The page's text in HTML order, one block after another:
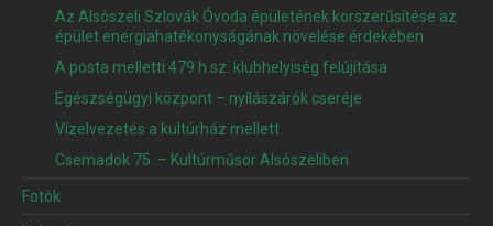
Az Alsószeli Szlovák Óvoda épületének korszerűsítése az
épület energiahatékonyságának növelése érdekében
A posta melletti 479 h.sz. klubhelyiség felújítása
Egészségügyi központ – nyílászárók cseréje
Vízelvezetés a kultúrház mellett
Csemadok 75. – Kultúrműsor Alsószeliben
Fotók